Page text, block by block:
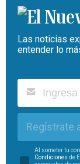
Las noticias
entender lo
Regístrate
Al someter tu
Condiciones de